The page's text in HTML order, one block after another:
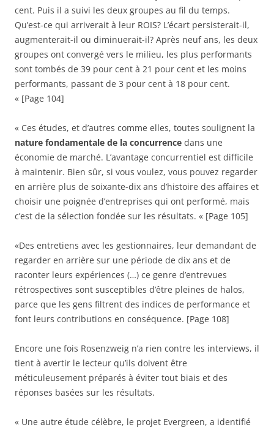
cent. Puis il a suivi les deux groupes au fil du temps.
Qu’est-ce qui arriverait à leur ROIS? L’écart persisterait-il,
augmenterait-il ou diminuerait-il? Après neuf ans, les deux
groupes ont convergé vers le milieu, les plus performants
sont tombés de 39 pour cent à 21 pour cent et les moins
performants, passant de 3 pour cent à 18 pour cent.
« [Page 104]
« Ces études, et d’autres comme elles, toutes soulignent la
nature fondamentale de la concurrence dans une
économie de marché. L’avantage concurrentiel est difficile
à maintenir. Bien sûr, si vous voulez, vous pouvez regarder
en arrière plus de soixante-dix ans d’histoire des affaires et
choisir une poignée d’entreprises qui ont performé, mais
c’est de la sélection fondée sur les résultats. « [Page 105]
«Des entretiens avec les gestionnaires, leur demandant de
regarder en arrière sur une période de dix ans et de
raconter leurs expériences (…) ce genre d’entrevues
rétrospectives sont susceptibles d’être pleines de halos,
parce que les gens filtrent des indices de performance et
font leurs contributions en conséquence. [Page 108]
Encore une fois Rosenzweig n’a rien contre les interviews, il
tient à avertir le lecteur qu’ils doivent être
méticuleusement préparés à éviter tout biais et des
réponses basées sur les résultats.
« Une autre étude célèbre, le projet Evergreen, a identifié